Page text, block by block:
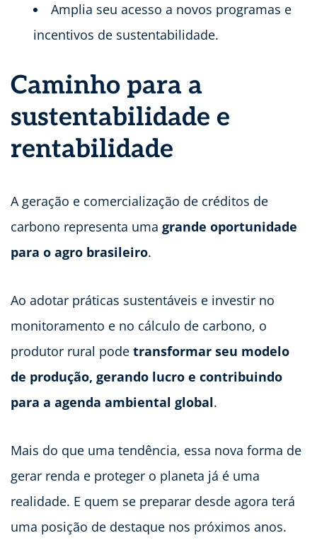
Amplia seu acesso a novos programas e
incentivos de sustentabilidade.
Caminho para a
sustentabilidade e
rentabilidade
A geração e comercialização de créditos de
carbono representa uma grande oportunidade
para o agro brasileiro.
Ao adotar práticas sustentáveis e investir no
monitoramento e no cálculo de carbono, o
produtor rural pode transformar seu modelo
de produção, gerando lucro e contribuindo
para a agenda ambiental global.
Mais do que uma tendência, essa nova forma de
gerar renda e proteger o planeta já é uma
realidade. E quem se preparar desde agora terá
uma posição de destaque nos próximos anos.